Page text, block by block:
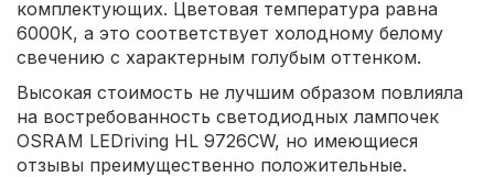
комплектующих. Цветовая температура равна
6000К, а это соответствует холодному белому
свечению с характерным голубым оттенком.
Высокая стоимость не лучшим образом повлияла
на востребованность светодиодных лампочек
OSRAM LEDriving HL 9726CW, но имеющиеся
отзывы преимущественно положительные.